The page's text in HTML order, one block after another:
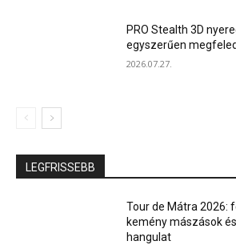
PRO Stealth 3D
egyszerűen
2026.07.27.
LEGFRISSEBB
Tour de Mátra 2026:
kemény mászások
hangulat